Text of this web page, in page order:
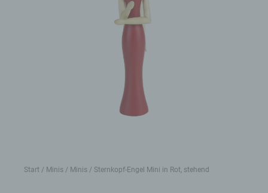
Start / Minis / Minis / Sternkopf-Engel Mini in Rot, stehend